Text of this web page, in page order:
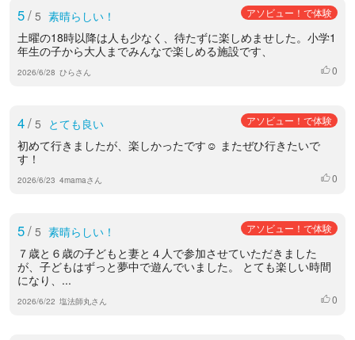
5/ 5 素晴らしい！ アソビュー！で体験
土曜の18時以降は人も少なく、待たずに楽しめませした。小学1
年生の子から大人までみんなで楽しめる施設です、
2026/6/28 ひらさん いいね
0
4/ 5 とても良い アソビュー！で体験
初めて行きましたが、楽しかったです☺️ またぜひ行きたいで
す！
2026/6/23 4mamaさん いいね
0
5/ 5 素晴らしい！ アソビュー！で体験
７歳と６歳の子どもと妻と４人で参加させていただきました
が、子どもはずっと夢中で遊んでいました。 とても楽しい時間
になり、...
2026/6/22 塩法師丸さん いいね
0